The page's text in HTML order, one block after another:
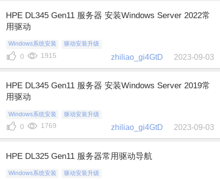
HPE DL345 Gen11 服务器 安装Windows Server 2022常
用驱动
Windows系统安装 驱动安装升级
zhiliao_gi4GtD 2023-09-03
0 1915
HPE DL345 Gen11 服务器 安装Windows Server 2019常
用驱动
Windows系统安装 驱动安装升级
zhiliao_gi4GtD 2023-09-03
0 1769
HPE DL325 Gen11 服务器常用驱动导航
Windows系统安装 驱动安装升级